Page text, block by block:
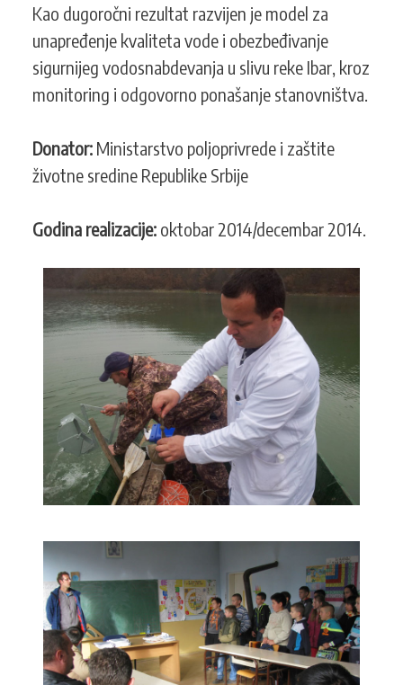
Kao dugoročni rezultat razvijen je model za
unapređenje kvaliteta vode i obezbeđivanje
sigurnijeg vodosnabdevanja u slivu reke Ibar, kroz
monitoring i odgovorno ponašanje stanovništva.
Donator: Ministarstvo poljoprivrede i zaštite
životne sredine Republike Srbije
Godina realizacije: oktobar 2014/decembar 2014.